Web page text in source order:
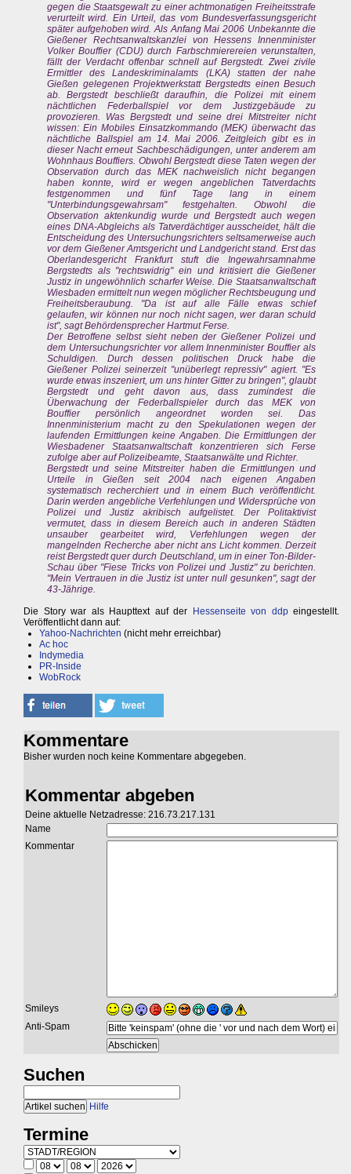
gegen die Staatsgewalt zu einer achtmonatigen Freiheitsstrafe
verurteilt wird. Ein Urteil, das vom Bundesverfassungsgericht
später aufgehoben wird. Als Anfang Mai 2006 Unbekannte die
Gießener Rechtsanwaltskanzlei von Hessens Innenminister
Volker Bouffier (CDU) durch Farbschmierereien verunstalten,
fällt der Verdacht offenbar schnell auf Bergstedt. Zwei zivile
Ermittler des Landeskriminalamts (LKA) statten der nahe
Gießen gelegenen Projektwerkstatt Bergstedts einen Besuch
ab. Bergstedt beschließt daraufhin, die Polizei mit einem
nächtlichen Federballspiel vor dem Justizgebäude zu
provozieren. Was Bergstedt und seine drei Mitstreiter nicht
wissen: Ein Mobiles Einsatzkommando (MEK) überwacht das
nächtliche Ballspiel am 14. Mai 2006. Zeitgleich gibt es in
dieser Nacht erneut Sachbeschädigungen, unter anderem am
Wohnhaus Bouffiers. Obwohl Bergstedt diese Taten wegen der
Observation durch das MEK nachweislich nicht begangen
haben konnte, wird er wegen angeblichen Tatverdachts
festgenommen und fünf Tage lang in einem
"Unterbindungsgewahrsam" festgehalten. Obwohl die
Observation aktenkundig wurde und Bergstedt auch wegen
eines DNA-Abgleichs als Tatverdächtiger ausscheidet, hält die
Entscheidung des Untersuchungsrichters seltsamerweise auch
vor dem Gießener Amtsgericht und Landgericht stand. Erst das
Oberlandesgericht Frankfurt stuft die Ingewahrsamnahme
Bergstedts als "rechtswidrig" ein und kritisiert die Gießener
Justiz in ungewöhnlich scharfer Weise. Die Staatsanwaltschaft
Wiesbaden ermittelt nun wegen möglicher Rechtsbeugung und
Freiheitsberaubung. "Da ist auf alle Fälle etwas schief
gelaufen, wir können nur noch nicht sagen, wer daran schuld
ist", sagt Behördensprecher Hartmut Ferse.
Der Betroffene selbst sieht neben der Gießener Polizei und
dem Untersuchungsrichter vor allem Innenminister Bouffier als
Schuldigen. Durch dessen politischen Druck habe die
Gießener Polizei seinerzeit "unüberlegt repressiv" agiert. "Es
wurde etwas inszeniert, um uns hinter Gitter zu bringen", glaubt
Bergstedt und geht davon aus, dass zumindest die
Überwachung der Federballspieler durch das MEK von
Bouffier persönlich angeordnet worden sei. Das
Innenministerium macht zu den Spekulationen wegen der
laufenden Ermittlungen keine Angaben. Die Ermittlungen der
Wiesbadener Staatsanwaltschaft konzentrieren sich Ferse
zufolge aber auf Polizeibeamte, Staatsanwälte und Richter.
Bergstedt und seine Mitstreiter haben die Ermittlungen und
Urteile in Gießen seit 2004 nach eigenen Angaben
systematisch recherchiert und in einem Buch veröffentlicht.
Darin werden angebliche Verfehlungen und Widersprüche von
Polizei und Justiz akribisch aufgelistet. Der Politaktivist
vermutet, dass in diesem Bereich auch in anderen Städten
unsauber gearbeitet wird, Verfehlungen wegen der
mangelnden Recherche aber nicht ans Licht kommen. Derzeit
reist Bergstedt quer durch Deutschland, um in einer Ton-Bilder-
Schau über "Fiese Tricks von Polizei und Justiz" zu berichten.
"Mein Vertrauen in die Justiz ist unter null gesunken", sagt der
43-Jährige.
Die Story war als Haupttext auf der
Hessenseite von ddpeingestellt.
Veröffentlicht dann auf:
Yahoo-Nachrichten (nicht mehr erreichbar)
Ac hoc
Indymedia
PR-Inside
WobRock
Kommentare
Bisher wurden noch keine Kommentare abgegeben.
Kommentar abgeben
Deine aktuelle Netzadresse: 216.73.217.131
Name
Kommentar
Smileys
Anti-Spam
Suchen
Hilfe
Termine